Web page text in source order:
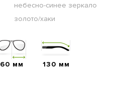
небесно-синее зеркало
золото/хаки
60 мм 130 мм